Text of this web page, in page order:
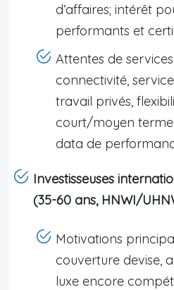
d’affaires; intérêt
performants et
Attentes de
connectivité,
travail privés,
court/moyen
data de
Investisseuses
(35-60 ans, HNWI/
Motivations
couverture devise,
luxe encore